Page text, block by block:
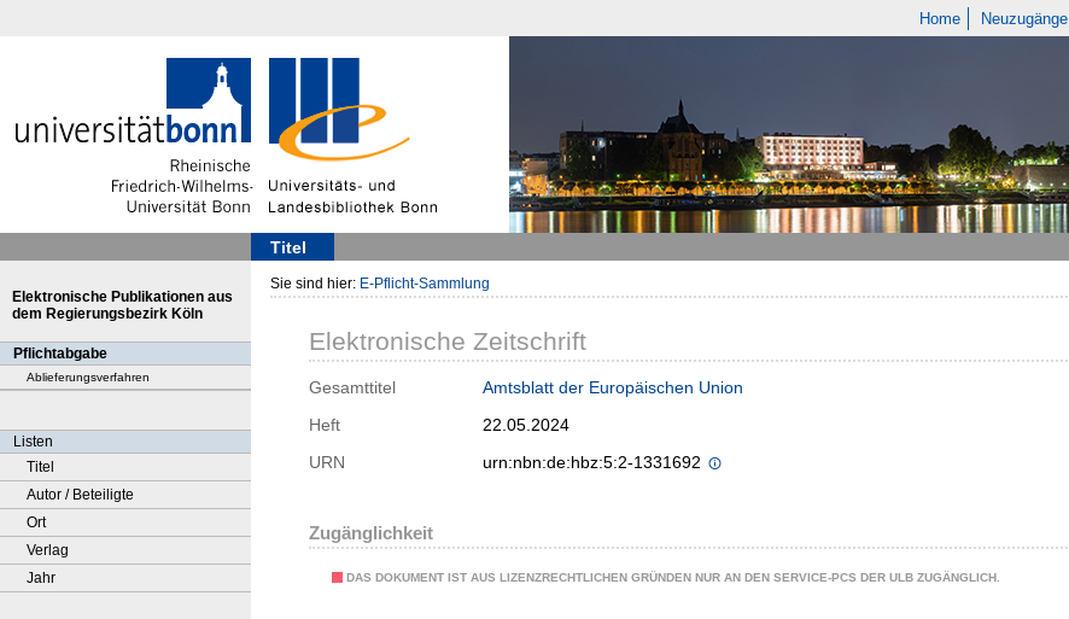
Home Neuzugänge
Titel
Elektronische Publikationen aus
dem Regierungsbezirk Köln
Pflichtabgabe
Ablieferungsverfahren
Listen
Titel
Autor / Beteiligte
Ort
Verlag
Jahr
Sie sind hier: E-Pflicht-Sammlung
Elektronische Zeitschrift
Gesamttitel
Amtsblatt der Europäischen Union
Heft
22.05.2024
URN
urn:nbn:de:hbz:5:2-1331692
Zugänglichkeit
DAS DOKUMENT IST AUS LIZENZRECHTLICHEN GRÜNDEN NUR AN DEN SERVICE-PCS DER ULB ZUGÄNGLICH.